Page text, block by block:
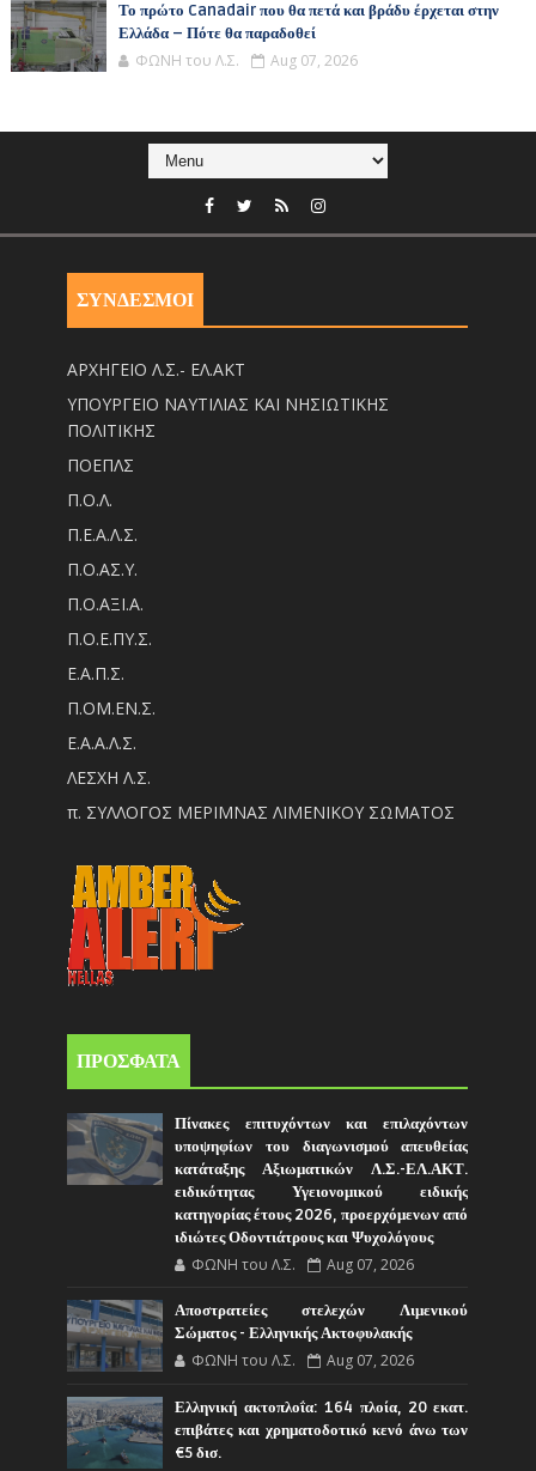
Το πρώτο Canadair που θα πετά και βράδυ έρχεται στην
Ελλάδα – Πότε θα παραδοθεί
ΦΩΝΗ του Λ.Σ. Aug 07, 2026
ΣΥΝΔΕΣΜΟΙ
ΑΡΧΗΓΕΙΟ Λ.Σ.- ΕΛ.ΑΚΤ
ΥΠΟΥΡΓΕΙΟ ΝΑΥΤΙΛΙΑΣ ΚΑΙ ΝΗΣΙΩΤΙΚΗΣ
ΠΟΛΙΤΙΚΗΣ
ΠΟΕΠΛΣ
Π.Ο.Λ.
Π.Ε.Α.Λ.Σ.
Π.Ο.ΑΣ.Υ.
Π.Ο.ΑΞΙ.Α.
Π.Ο.Ε.ΠΥ.Σ.
Ε.Α.Π.Σ.
Π.ΟM.EN.Σ.
Ε.Α.Α.Λ.Σ.
ΛΕΣΧΗ Λ.Σ.
π. ΣΥΛΛΟΓΟΣ ΜΕΡΙΜΝΑΣ ΛΙΜΕΝΙΚΟΥ ΣΩΜΑΤΟΣ
ΠΡΟΣΦΑΤΑ
Πίνακες επιτυχόντων και επιλαχόντων
υποψηφίων του διαγωνισμού απευθείας
κατάταξης Αξιωματικών Λ.Σ.-ΕΛ.ΑΚΤ.
ειδικότητας Υγειονομικού ειδικής
κατηγορίας έτους 2026, προερχόμενων από
ιδιώτες Οδοντιάτρους και Ψυχολόγους
ΦΩΝΗ του Λ.Σ. Aug 07, 2026
Αποστρατείες στελεχών Λιμενικού
Σώματος - Ελληνικής Ακτοφυλακής
ΦΩΝΗ του Λ.Σ. Aug 07, 2026
Ελληνική ακτοπλοΐα: 164 πλοία, 20 εκατ.
επιβάτες και χρηματοδοτικό κενό άνω των
€5 δισ.